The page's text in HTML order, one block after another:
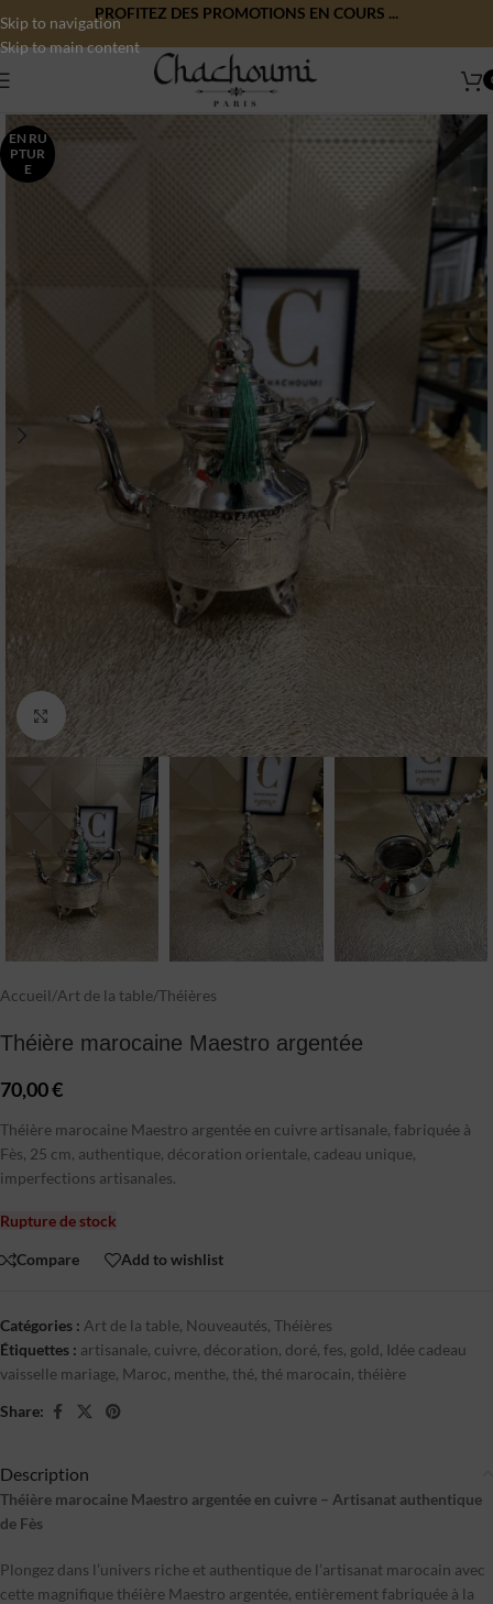
Skip to navigation
Skip to main content
PROFITEZ DES PROMOTIONS EN COURS ...
EN RU
PTUR
E
Click to enlarge
Accueil/Art de la table/Théières
Théière marocaine Maestro argentée
70,00€
Théière marocaine Maestro argentée en cuivre artisanale, fabriquée à
Fès, 25 cm, authentique, décoration orientale, cadeau unique,
imperfections artisanales.
Rupture de stock
Compare Add to wishlist
Catégories : Art de la table, Nouveautés, Théières
Étiquettes : artisanale, cuivre, décoration, doré, fes, gold, Idée cadeau
vaisselle mariage, Maroc, menthe, thé, thé marocain, théière
Share:
Description
Théière marocaine Maestro argentée en cuivre – Artisanat authentique
de Fès
Plongez dans l’univers riche et authentique de l’artisanat marocain avec
cette magnifique théière Maestro argentée, entièrement fabriquée à la